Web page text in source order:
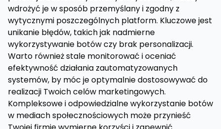
wdrożyć je w sposób przemyślany i zgodny z
wytycznymi poszczególnych platform. Kluczowe jest
unikanie błędów, takich jak nadmierne
wykorzystywanie botów czy brak personalizacji.
Warto również stale monitorować i oceniać
efektywność działania zautomatyzowanych
systemów, by móc je optymalnie dostosowywać do
realizacji Twoich celów marketingowych.
Kompleksowe i odpowiedzialne wykorzystanie botów
w mediach społecznościowych może przynieść